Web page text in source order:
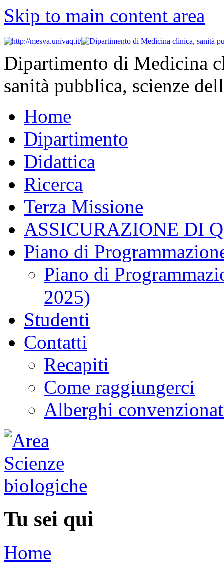
Skip to main content area
Dipartimento di Medicina
sanità pubblica, scienze
Home
Dipartimento
Didattica
Ricerca
Terza Missione
ASSICURAZIONE DI
Piano di
Piano di
2025)
Studenti
Contatti
Recapiti
Come raggiungerci
Alberghi
Tu sei qui
Home